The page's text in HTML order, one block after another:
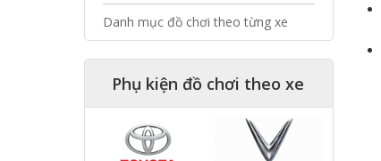
Danh mục đồ chơi theo từng xe
Phụ kiện đồ chơi theo xe